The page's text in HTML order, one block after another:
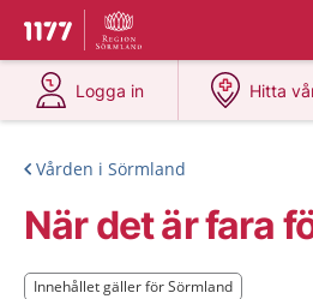
Till startsidan för 1177
Du har valt region
Logga in
på 1177.se
Hitta
på
Vården i Sörmland
När det är fara
Innehållet gäller för Sörmland